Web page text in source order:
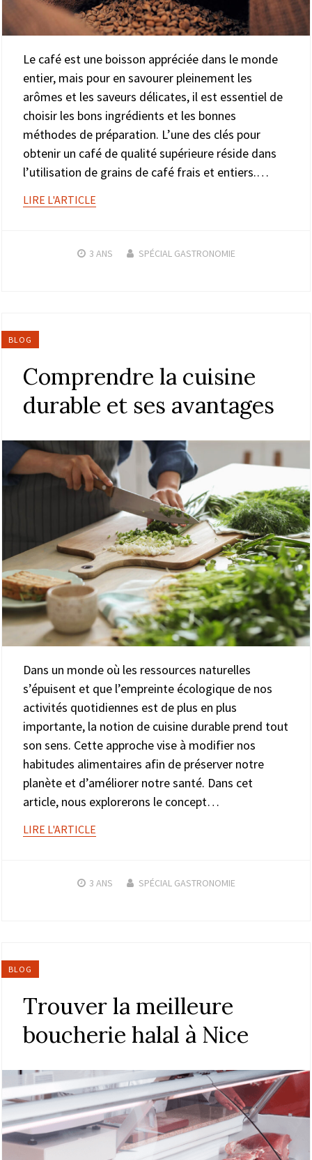
Le café est une boisson appréciée dans le monde
entier, mais pour en savourer pleinement les
arômes et les saveurs délicates, il est essentiel de
choisir les bons ingrédients et les bonnes
méthodes de préparation. L’une des clés pour
obtenir un café de qualité supérieure réside dans
l’utilisation de grains de café frais et entiers.…
LIRE L'ARTICLE
3 ANS SPÉCIAL GASTRONOMIE
BLOG
Comprendre la cuisine
durable et ses avantages
Dans un monde où les ressources naturelles
s’épuisent et que l’empreinte écologique de nos
activités quotidiennes est de plus en plus
importante, la notion de cuisine durable prend tout
son sens. Cette approche vise à modifier nos
habitudes alimentaires afin de préserver notre
planète et d’améliorer notre santé. Dans cet
article, nous explorerons le concept…
LIRE L'ARTICLE
3 ANS SPÉCIAL GASTRONOMIE
BLOG
Trouver la meilleure
boucherie halal à Nice